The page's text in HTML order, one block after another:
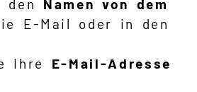
den Namen von dem
E-Mail oder in den
Ihre E-Mail-Adresse